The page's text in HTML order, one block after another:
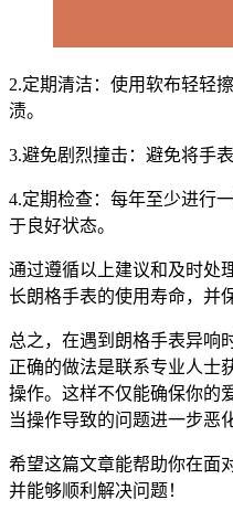
2.定期清洁：使用软布轻轻
渍。
3.避免剧烈撞击：避免将手
4.定期检查：每年至少进行
于良好状态。
通过遵循以上建议和及时处
长朗格手表的使用寿命，并
总之，在遇到朗格手表异响
正确的做法是联系专业人士
操作。这样不仅能确保你的
当操作导致的问题进一步恶
希望这篇文章能帮助你在面
并能够顺利解决问题！